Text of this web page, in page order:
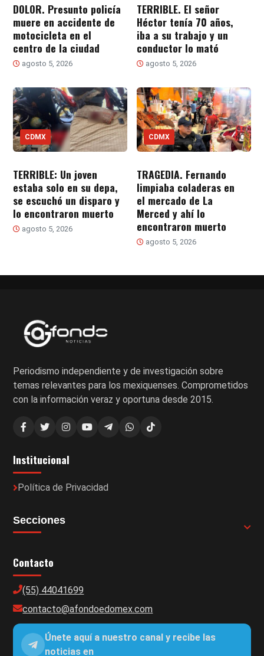
DOLOR. Presunto policía
muere en accidente de
motocicleta en el
centro de la ciudad
agosto 5, 2026
TERRIBLE. El señor
Héctor tenía 70 años,
iba a su trabajo y un
conductor lo mató
agosto 5, 2026
CDMX
TERRIBLE: Un joven
estaba solo en su depa,
se escuchó un disparo y
lo encontraron muerto
agosto 5, 2026
CDMX
TRAGEDIA. Fernando
limpiaba coladeras en
el mercado de La
Merced y ahí lo
encontraron muerto
agosto 5, 2026
Periodismo independiente y de investigación sobre
temas relevantes para los mexiquenses. Comprometidos
con la información veraz y oportuna desde 2015.
Institucional
Política de Privacidad
Secciones
Contacto
(55) 44041699
contacto@afondoedomex.com
Únete aquí a nuestro canal y recibe las
noticias en